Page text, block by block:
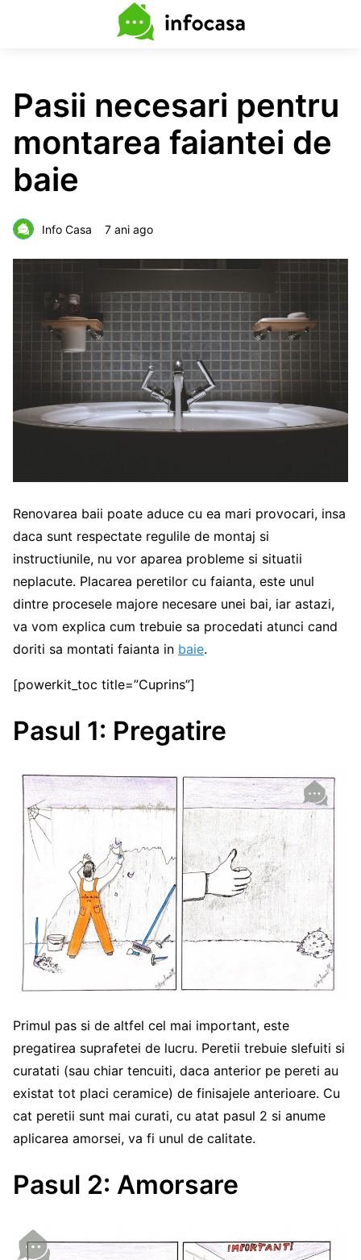
Pasii necesari pentru
montarea faiantei de
baie
Info Casa 7 ani ago
Renovarea baii poate aduce cu ea mari provocari, insa
daca sunt respectate regulile de montaj si
instructiunile, nu vor aparea probleme si situatii
neplacute. Placarea peretilor cu faianta, este unul
dintre procesele majore necesare unei bai, iar astazi,
va vom explica cum trebuie sa procedati atunci cand
doriti sa montati faianta in baie.
[powerkit_toc title=”Cuprins”]
Pasul 1: Pregatire
Primul pas si de altfel cel mai important, este
pregatirea suprafetei de lucru. Peretii trebuie slefuiti si
curatati (sau chiar tencuiti, daca anterior pe pereti au
existat tot placi ceramice) de finisajele anterioare. Cu
cat peretii sunt mai curati, cu atat pasul 2 si anume
aplicarea amorsei, va fi unul de calitate.
Pasul 2: Amorsare